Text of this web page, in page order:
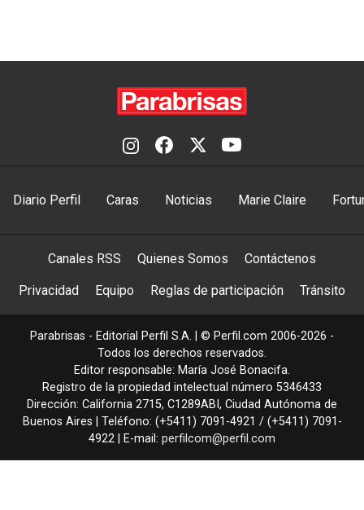
Diario Perfil Caras Noticias Marie Claire
Canales RSS Quienes Somos Contáctenos
Privacidad Equipo Reglas de participación Tránsito
Parabrisas - Editorial Perfil S.A. | © Perfil.com 2006-2026 -
Todos los derechos reservados.
Editor responsable: María José Bonacifa.
Registro de la propiedad intelectual número 5346433
Dirección: California 2715, C1289ABI , Ciudad Autónoma de
Buenos Aires | Teléfono: (+5411) 7091-4921 / (+5411) 7091-
4922 | E-mail: perfilcom@perfil.com